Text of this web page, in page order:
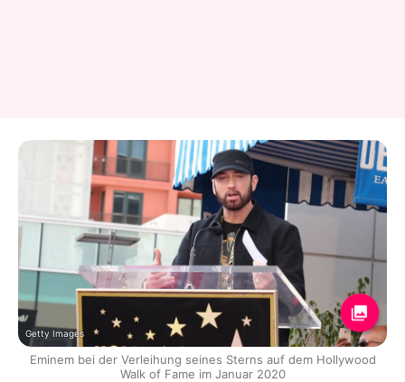
Getty Images
Eminem bei der Verleihung seines Sterns auf dem Hollywood
Walk of Fame im Januar 2020